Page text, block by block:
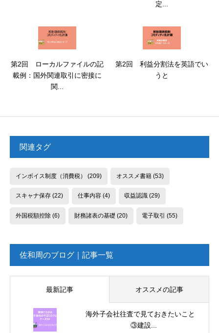
定...
第2回 ローカルファイルの記
載例：国外関連取引に密接に
関...
第2回 利益分割法を英語でい
うと
関連タグ
インボイス制度（消費税） (209) オススメ書籍(53)
スキャナ保存(22) 仕事内容(4) 収益認識 (29)
外国税額控除(6) 財務諸表の基礎 (20) 電子取引 (55)
佐和周のブログ｜記事一覧
最新記事 オススメの記事
海外子会社往査で見ておきたいこと
③建設...